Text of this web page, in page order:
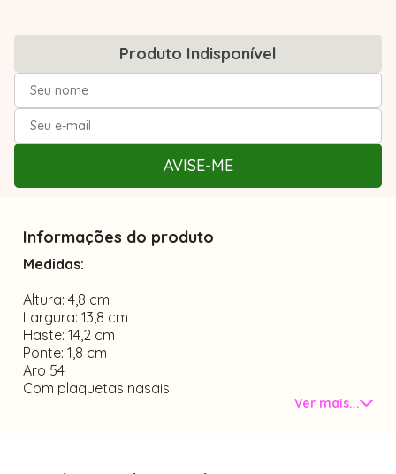
Produto Indisponível
AVISE-ME
Informações do produto
Medidas:
Altura: 4,8 cm
Largura: 13,8 cm
Haste: 14,2 cm
Ponte: 1,8 cm
Aro 54
Com plaquetas nasais
Ver mais...